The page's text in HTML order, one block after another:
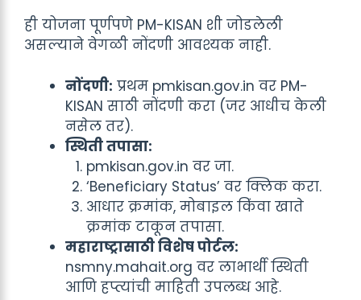
ही योजना पूर्णपणे PM-KISAN शी जोडलेली
असल्याने वेगळी नोंदणी आवश्यक नाही.
नोंदणी: प्रथम pmkisan.gov.in वर PM-
KISAN साठी नोंदणी करा (जर आधीच केली
नसेल तर).
स्थिती तपासा:
pmkisan.gov.in वर जा.
‘Beneficiary Status’ वर क्लिक करा.
आधार क्रमांक, मोबाइल किंवा खाते
क्रमांक टाकून तपासा.
महाराष्ट्रासाठी विशेष पोर्टल:
nsmny.mahait.org वर लाभार्थी स्थिती
आणि हप्त्यांची माहिती उपलब्ध आहे.